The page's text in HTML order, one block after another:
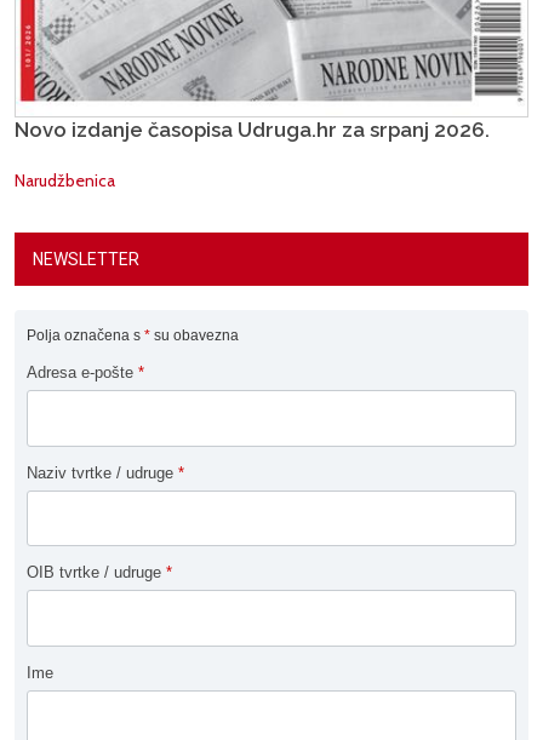
Novo izdanje časopisa Udruga.hr za srpanj 2026.
Narudžbenica
NEWSLETTER
Polja označena s * su obavezna
Adresa e-pošte *
Naziv tvrtke / udruge *
OIB tvrtke / udruge *
Ime